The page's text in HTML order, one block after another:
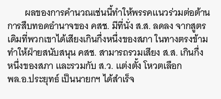
ผลของการคำนวณเช่นนี้ทำให้พรรคแนวร่วมต่อต้าน
การสืบทอดอำนาจของ คสช. มีที่นั่ง ส.ส. ลดลง จากสูตร
เดิมที่พวกเขาได้เสียงเกินกึ่งหนึ่งของสภา ในทางตรงข้าม
ทำให้ฝ่ายสนับสนุน คสช. สามารถรวมเสียง ส.ส. เกินกึ่ง
หนึ่งของสภา และรวมกับ ส.ว. แต่งตั้ง โหวตเลือก
พล.อ.ประยุทธ์ เป็นนายกฯ ได้สำเร็จ